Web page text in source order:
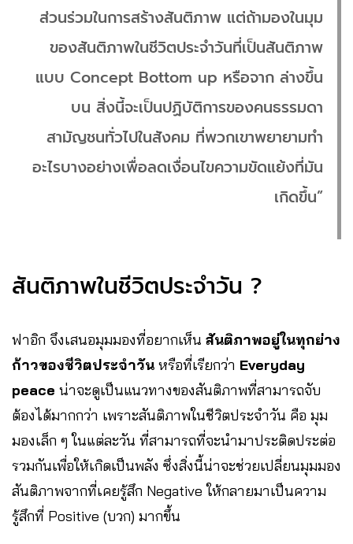
ส่วนร่วมในการสร้างสันติภาพ แต่ถ้ามองในมุม
ของสันติภาพในชีวิตประจำวันที่เป็นสันติภาพ
แบบ Concept Bottom up หรือจาก ล่างขึ้น
บน สิ่งนี้จะเป็นปฏิบัติการของคนธรรมดา
สามัญชนทั่วไปในสังคม ที่พวกเขาพยายามทำ
อะไรบางอย่างเพื่อลดเงื่อนไขความขัดแย้งที่มัน
เกิดขึ้น”
สันติภาพในชีวิตประจำวัน ?
ฟาอิก จึงเสนอมุมมองที่อยากเห็น สันติภาพอยู่ในทุกย่าง
ก้าวของชีวิตประจำวัน หรือที่เรียกว่า Everyday
peace น่าจะดูเป็นแนวทางของสันติภาพที่สามารถจับ
ต้องได้มากกว่า เพราะสันติภาพในชีวิตประจำวัน คือ มุม
มองเล็ก ๆ ในแต่ละวัน ที่สามารถที่จะนำมาประติดประต่อ
รวมกันเพื่อให้เกิดเป็นพลัง ซึ่งสิ่งนี้น่าจะช่วยเปลี่ยนมุมมอง
สันติภาพจากที่เคยรู้สึก Negative ให้กลายมาเป็นความ
รู้สึกที่ Positive (บวก) มากขึ้น